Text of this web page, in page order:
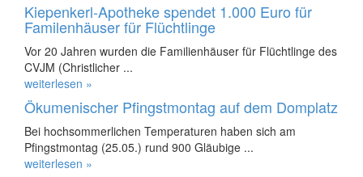
Kiepenkerl-Apotheke spendet 1.000 Euro für
Familenhäuser für Flüchtlinge
Vor 20 Jahren wurden die Familienhäuser für Flüchtlinge des
CVJM (Christlicher ...
weiterlesen »
Ökumenischer Pfingstmontag auf dem Domplatz
Bei hochsommerlichen Temperaturen haben sich am
Pfingstmontag (25.05.) rund 900 Gläubige ...
weiterlesen »